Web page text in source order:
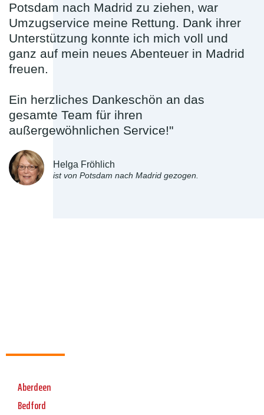
Potsdam nach Madrid zu ziehen, war
Umzugservice meine Rettung. Dank ihrer
Unterstützung konnte ich mich voll und
ganz auf mein neues Abenteuer in Madrid
freuen.
Ein herzliches Dankeschön an das
gesamte Team für ihren
außergewöhnlichen Service!"
Helga Fröhlich
ist von Potsdam nach Madrid gezogen.
Aberdeen
Bedford